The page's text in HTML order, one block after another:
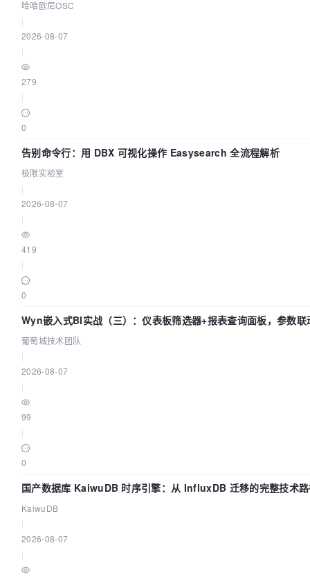
哈哈欧尼OSC
2026-08-07
279
0
告别命令行：用 DBX 可视化操作 Easysearch 全流程解析
极限实验室
2026-08-07
419
0
Wyn嵌入式BI实战（三）：仪表板筛选器+报表查询面板，参数联
葡萄城技术团队
2026-08-07
99
0
国产数据库 KaiwuDB 时序引擎：从 InfluxDB 迁移的完整技术
KaiwuDB
2026-08-07